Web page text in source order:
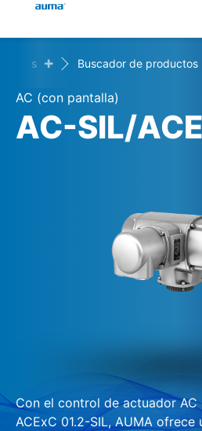
Productos
Soluciones
Global
Europa
Búsqueda
+ Buscador de productos
AC (con pantalla)
AC-SIL/
Con el control de actuador AC
ACExC 01.2-SIL, AUMA